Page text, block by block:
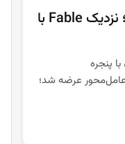
Claude Opus 5 معرفی شد؛ نزدیک Fable با
Claude Opus 5 هم‌قیمت Opus 4.8، با پنجره
عرضه شد؛